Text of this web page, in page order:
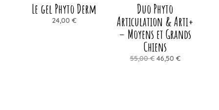
Le gel Phyto Derm
24,00 €
Duo Phyto
Articulation & Arti+
– Moyens et Grands
Chiens
55,00€ Le
46,50 €Le